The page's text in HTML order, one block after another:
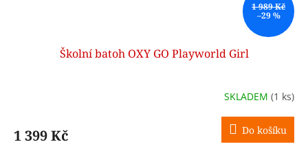
1 989 Kč
–29 %
Školní batoh OXY GO Playworld Girl
SKLADEM (1 ks)
1 399 Kč Do košíku